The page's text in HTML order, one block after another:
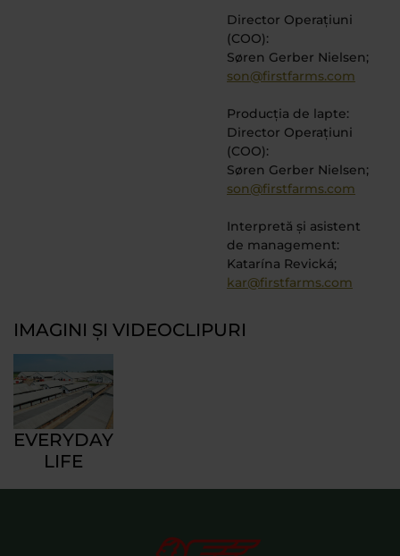
Director Operațiuni
(COO):
Søren Gerber Nielsen;
son@firstfarms.com
Producția de lapte:
Director Operațiuni
(COO):
Søren Gerber Nielsen;
son@firstfarms.com
Interpretă și asistent
de management:
Katarína Revická;
kar@firstfarms.com
IMAGINI ȘI VIDEOCLIPURI
EVERYDAY
LIFE